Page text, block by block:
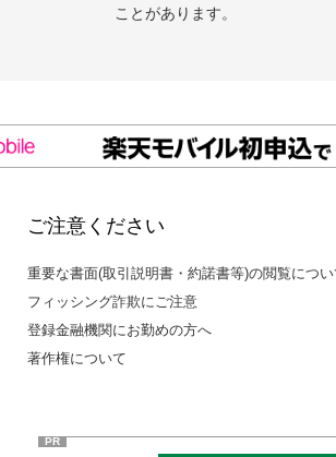
ことがあります。
ご注意ください
重要な書面(取引説明書・約諾書等)の閲覧につ
フィッシング詐欺にご注意
登録金融機関にお勤めの方へ
著作権について
PR